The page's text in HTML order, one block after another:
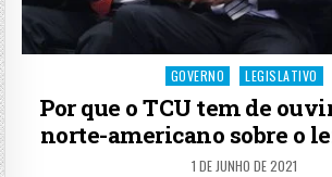
Posted
in
GOVERNO LEGISLATIVO
Por que o TCU tem de
norte-americano sobre o
1 DE JUNHO DE 2021